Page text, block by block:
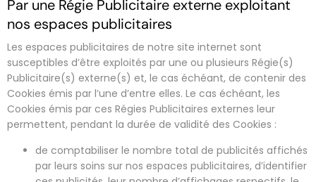
Par une Régie Publicitaire externe exploitant
nos espaces publicitaires
Les espaces publicitaires de notre site internet sont
susceptibles d’être exploités par une ou plusieurs Régie(s)
Publicitaire(s) externe(s) et, le cas échéant, de contenir des
Cookies émis par l’une d’entre elles. Le cas échéant, les
Cookies émis par ces Régies Publicitaires externes leur
permettent, pendant la durée de validité des Cookies :
de comptabiliser le nombre total de publicités affichés
par leurs soins sur nos espaces publicitaires, d’identifier